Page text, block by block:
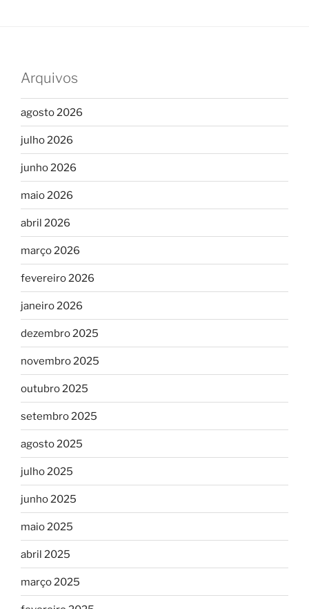
Arquivos
agosto 2026
julho 2026
junho 2026
maio 2026
abril 2026
março 2026
fevereiro 2026
janeiro 2026
dezembro 2025
novembro 2025
outubro 2025
setembro 2025
agosto 2025
julho 2025
junho 2025
maio 2025
abril 2025
março 2025